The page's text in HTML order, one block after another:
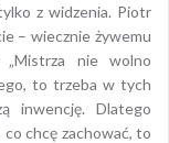
z widzenia. Piotr
– wiecznie żywemu
„Mistrza nie wolno
to trzeba w tych
inwencję. Dlatego
chcę zachować, to